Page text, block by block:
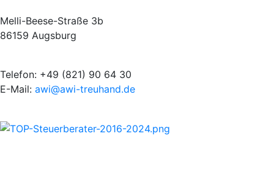
Melli-Beese-Straße 3b
86159 Augsburg
Telefon: +49 (821) 90 64 30
E-Mail: awi@awi-treuhand.de